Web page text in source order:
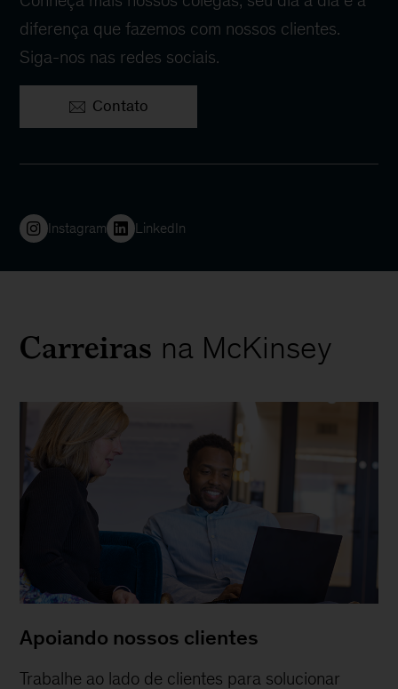
diferença que fazemos com nossos clientes.
Siga-nos nas redes sociais.
Contato
Instagram LinkedIn
Carreiras na McKinsey
Apoiando nossos clientes
Trabalhe ao lado de clientes para solucionar